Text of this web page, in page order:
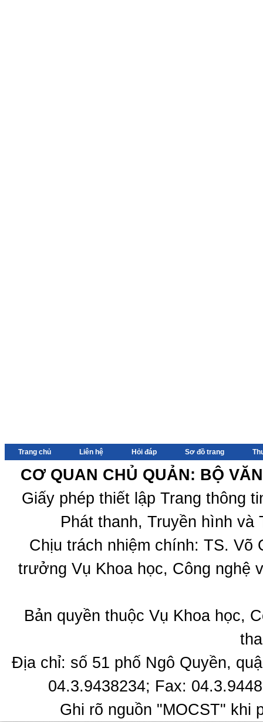
Trang chủ Liên hệ Hỏi đáp Sơ đồ trang
CƠ QUAN CHỦ QUẢN: BỘ
Giấy phép thiết lập Trang thông
Phát thanh, Truyền hình
Chịu trách nhiệm chính: TS.
trưởng Vụ Khoa học, Công nghệ
Bản quyền thuộc Vụ Khoa học,
Địa chỉ: số 51 phố Ngô Quyền,
04.3.9438234; Fax:
Ghi rõ nguồn "MOCST" khi